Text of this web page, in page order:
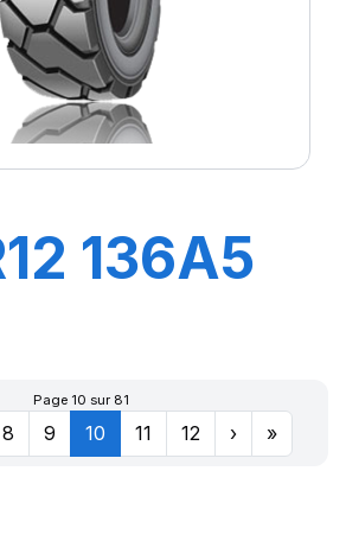
136A5
Page 10 sur 81
8 9 10 11 12 › »